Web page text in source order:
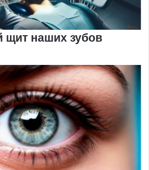
наших зубов